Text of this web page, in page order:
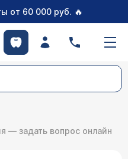
от 60 000 руб. 🔥
— задать вопрос онлайн